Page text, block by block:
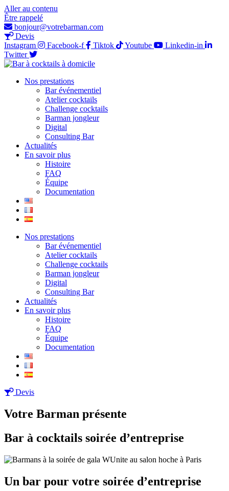
Aller au contenu
Être rappelé
bonjour@votrebarman.com
Devis
Instagram
Facebook-f Tiktok Youtube
Linkedin-in
Twitter
Nos prestations
Bar événementiel
Atelier cocktails
Challenge cocktails
Barman jongleur
Digital
Consulting Bar
Actualités
En savoir plus
Histoire
FAQ
Équipe
Documentation
Nos prestations
Bar événementiel
Atelier cocktails
Challenge cocktails
Barman jongleur
Digital
Consulting Bar
Actualités
En savoir plus
Histoire
FAQ
Équipe
Documentation
Devis
Votre Barman présente
Bar à cocktails soirée d’entreprise
Un bar pour votre soirée d’entreprise